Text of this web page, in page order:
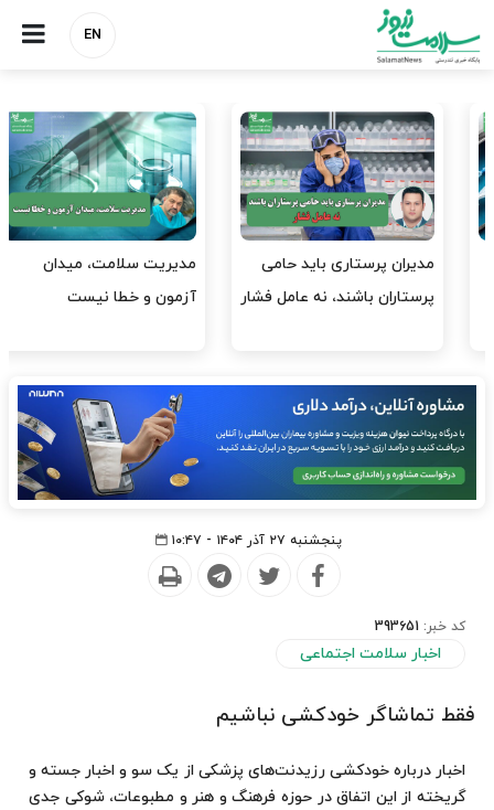
EN
مدیران پرستاری باید حامی
پرستاران باشند، نه عامل فشار
مدیریت سلامت، میدان
آزمون و خطا نیست
پنجشنبه ۲۷ آذر ۱۴۰۴ - ۱۰:۴۷
کد خبر: 393651
اخبار سلامت اجتماعی
فقط تماشاگر خودکشی نباشیم
اخبار درباره خودکشی رزیدنت‌های پزشکی از یک سو و اخبار جسته و
گریخته از این اتفاق در حوزه فرهنگ و هنر و مطبوعات، شوکی جدی